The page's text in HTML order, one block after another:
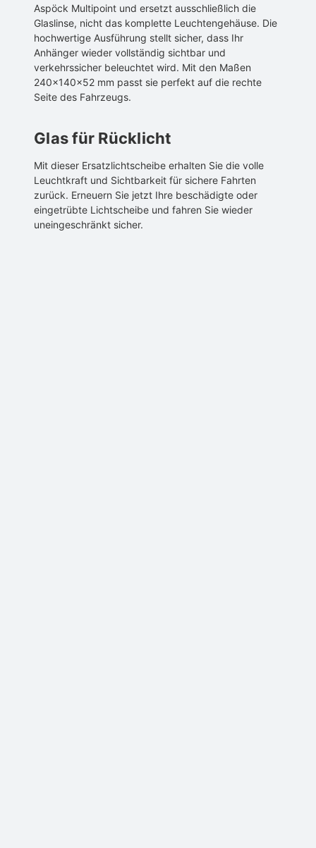
Aspöck Multipoint und ersetzt ausschließlich die
Glaslinse, nicht das komplette Leuchtengehäuse. Die
hochwertige Ausführung stellt sicher, dass Ihr
Anhänger wieder vollständig sichtbar und
verkehrssicher beleuchtet wird. Mit den Maßen
240x140x52 mm passt sie perfekt auf die rechte
Seite des Fahrzeugs.
Glas für Rücklicht
Mit dieser Ersatzlichtscheibe erhalten Sie die volle
Leuchtkraft und Sichtbarkeit für sichere Fahrten
zurück. Erneuern Sie jetzt Ihre beschädigte oder
eingetrübte Lichtscheibe und fahren Sie wieder
uneingeschränkt sicher.